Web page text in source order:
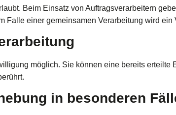
Beim Einsatz von Auftragsverarbeitern
Falle einer gemeinsamen Verarbeitung wird
möglich. Sie können eine bereits
in besonderen